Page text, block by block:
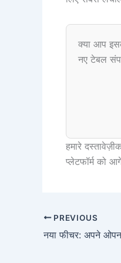
क्या आप
नए टेबल
हमारे
प्लेटफॉर्म को
PREVIOUS